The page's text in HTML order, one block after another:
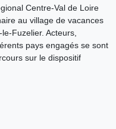
Centre-Val de Loire
au village de vacances
Fuzelier. Acteurs,
pays engagés se sont
sur le dispositif